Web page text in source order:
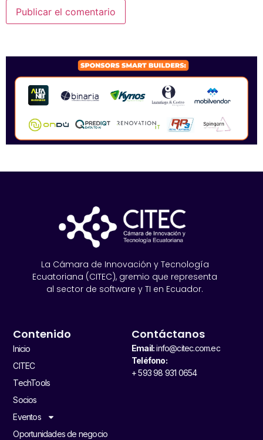
La Cámara de Innovación y Tecnología
Ecuatoriana (CITEC), gremio que representa
al sector de software y TI en Ecuador.
Contenido
Inicio
CITEC
TechTools
Socios
Eventos
Oportunidades de negocio
Contáctanos
Email:info@citec.com.ec
Teléfono:
+ 593 98 931 0654